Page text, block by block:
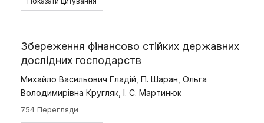
Збереження фінансово стійких державних
дослідних господарств
Михайло Васильович Гладій П. Шаран Ольга
Володимирівна Кругляк І. С. Мартинюк
754 Перегляди